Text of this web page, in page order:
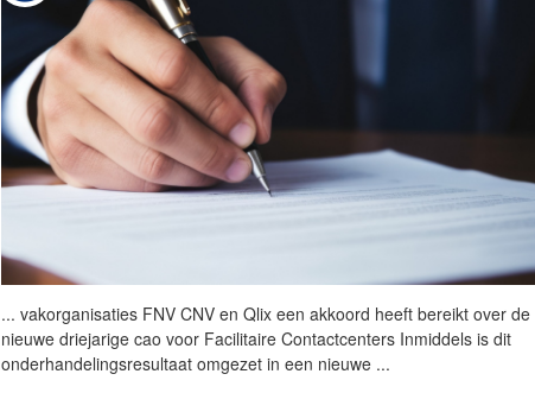
... vakorganisaties FNV CNV enQlix een akkoord heeft bereikt over de
nieuwe driejarige cao voor Facilitaire Contactcenters Inmiddels is dit
onderhandelingsresultaat omgezet in een nieuwe ...